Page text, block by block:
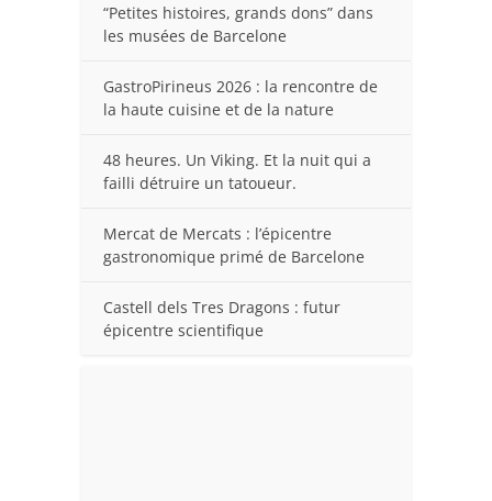
“Petites histoires, grands dons” dans
les musées de Barcelone
GastroPirineus 2026 : la rencontre de
la haute cuisine et de la nature
48 heures. Un Viking. Et la nuit qui a
failli détruire un tatoueur.
Mercat de Mercats : l’épicentre
gastronomique primé de Barcelone
Castell dels Tres Dragons : futur
épicentre scientifique